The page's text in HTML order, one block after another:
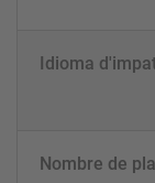
Idioma
Nombre de